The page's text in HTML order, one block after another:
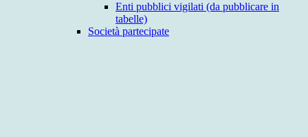
Enti pubblici vigilati (da pubblicare in
tabelle)
Società partecipate